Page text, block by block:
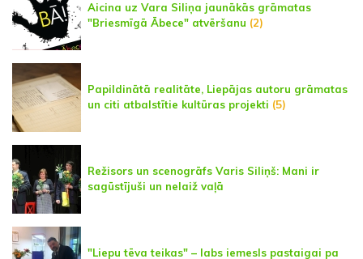
Aicina uz Vara Siliņa jaunākās grāmatas
"Briesmīgā Ābece" atvēršanu (2)
Papildinātā realitāte, Liepājas autoru grāmatas
un citi atbalstītie kultūras projekti (5)
Režisors un scenogrāfs Varis Siliņš: Mani ir
sagūstījuši un nelaiž vaļā
"Liepu tēva teikas" – labs iemesls pastaigai pa